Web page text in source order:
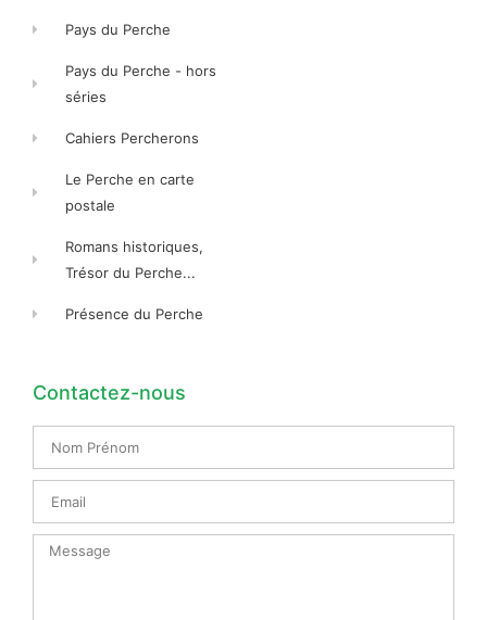
Pays du Perche
Pays du Perche - hors
séries
Cahiers Percherons
Le Perche en carte
postale
Romans historiques,
Trésor du Perche...
Présence du Perche
Contactez-nous
Prénom
Message